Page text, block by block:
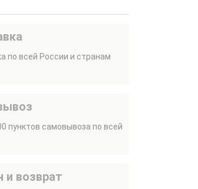
по всей России и странам
пунктов самовывоза по всей
и возврат